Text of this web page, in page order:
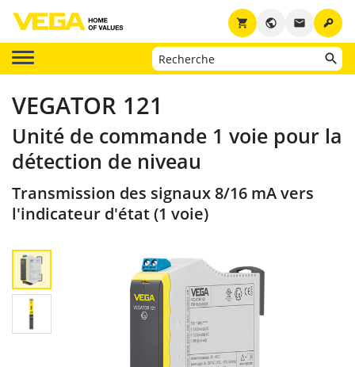
key
email
public
shopping_cart
VEGATOR 121
Unité de commande 1 voie pour la
détection de niveau
Transmission des signaux 8/16 mA vers
l'indicateur d'état (1 voie)